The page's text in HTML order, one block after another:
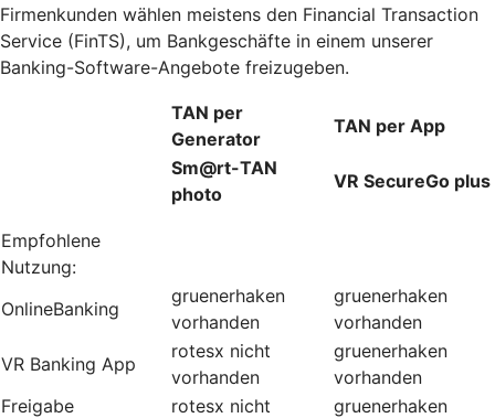
Firmenkunden wählen meistens den Financial Transaction
Service (FinTS), um Bankgeschäfte in einem unserer
Banking-Software-Angebote freizugeben.
TAN per
Generator
TAN per App
Sm@rt-TAN
photo
VR SecureGo plus
Empfohlene
Nutzung:
OnlineBanking
gruenerhaken
vorhanden
gruenerhaken
vorhanden
VR Banking App
rotesx nicht
vorhanden
gruenerhaken
vorhanden
Freigabe
rotesx nicht
gruenerhaken